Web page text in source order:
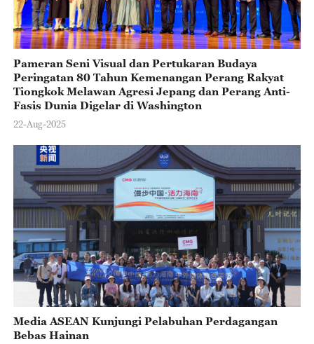
Pameran Seni Visual dan Pertukaran Budaya
Peringatan 80 Tahun Kemenangan Perang Rakyat
Tiongkok Melawan Agresi Jepang dan Perang Anti-
Fasis Dunia Digelar di Washington
22-Aug-2025
Media ASEAN Kunjungi Pelabuhan Perdagangan
Bebas Hainan